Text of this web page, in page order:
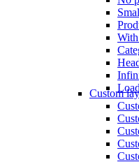
Custom